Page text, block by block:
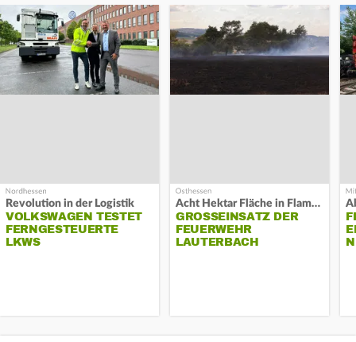
Revolution in der Logistik
VOLKSWAGEN TESTET
FERNGESTEUERTE
LKWS
Acht Hektar Fläche in Flammen
GROSSEINSATZ DER F
EUERWEHR L
AUTERBACH